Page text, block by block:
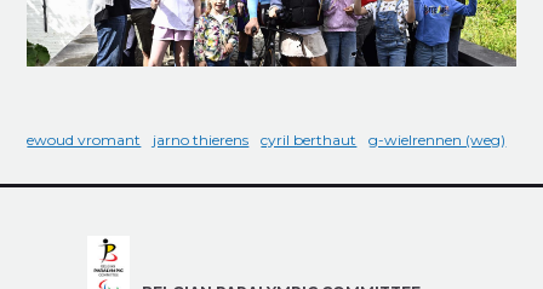
ewoud vromant jarno thierens cyril berthaut g-wielrennen (weg)